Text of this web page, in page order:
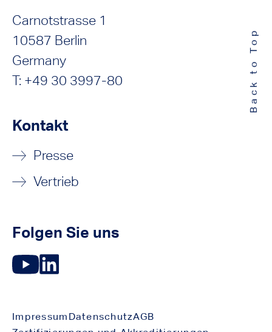
Carnotstrasse 1
10587 Berlin
Germany
T: +49 30 3997-80
Kontakt
Presse
Vertrieb
Folgen Sie uns
Impressum DatenschutzAGB
Back to Top